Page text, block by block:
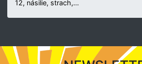
12, násilie, strach,…